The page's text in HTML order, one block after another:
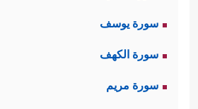
سورة يوسف
سورة الكهف
سورة مريم